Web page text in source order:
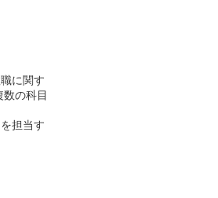
に関す
の科目
担当す